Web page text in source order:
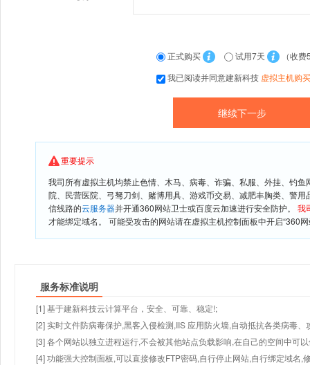
正式购买 试用7天
（收费
我已阅读并同意建新科技 虚拟主机购
重要提示
我司所有虚拟主机均禁止色情、木马、病毒、诈骗、私服、外挂、钓
院、民营医院、弓驽刀剑、赌博用具、游戏币交易、减肥丰胸类、警
信线路的云服务器并开通360网站卫士或百度云加速进行安全防护。 我
才能绑定域名。 可能受攻击的网站请在虚拟主机控制面板中开启“360
服务标准说明
[1] 基于建新科技云计算平台，安全、可靠、稳定!;
[2] 实时文件防病毒保护,黑客入侵检测,IIS 应用防火墙,自动抵抗各类病毒、
[3] 各个网站以独立进程运行,不会被其他站点负载影响,在自己的空间中可
[4] 功能强大控制面板,可以直接修改FTP密码,自行停止网站,自行绑定域名,